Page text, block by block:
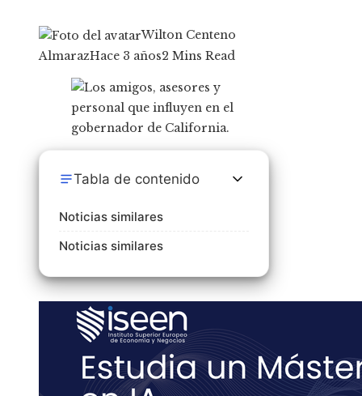
Wilton Centeno
AlmarazHace 3 años2 Mins Read
Tabla de contenido
Noticias similares
Noticias similares